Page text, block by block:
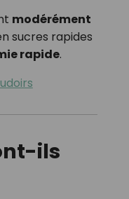
modérément
sucres rapides
rapide.
ils